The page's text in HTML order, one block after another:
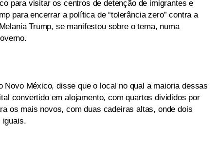
para visitar os centros de detenção de imigrantes e
para encerrar a política de “tolerância zero” contra a
Trump, se manifestou sobre o tema, numa
Novo México, disse que o local no qual a maioria dessas
convertido em alojamento, com quartos divididos por
os mais novos, com duas cadeiras altas, onde dois
iguais.